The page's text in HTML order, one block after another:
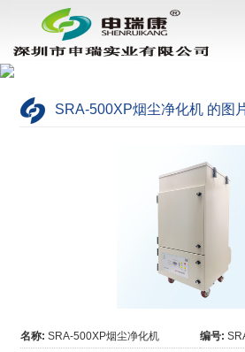
SRA-500XP烟尘净化机 的图
名称: SRA-500XP烟尘净化机 编号: